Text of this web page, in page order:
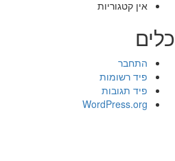
אין קטגוריות
כלים
התחבר
פיד רשומות
פיד תגובות
WordPress.org